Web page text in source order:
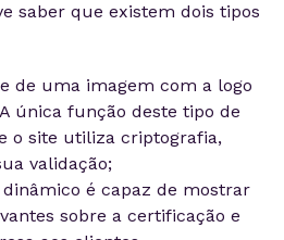
saber que existem dois tipos
de uma imagem com a logo
única função deste tipo de
o site utiliza criptografia,
validação;
dinâmico é capaz de mostrar
sobre a certificação e